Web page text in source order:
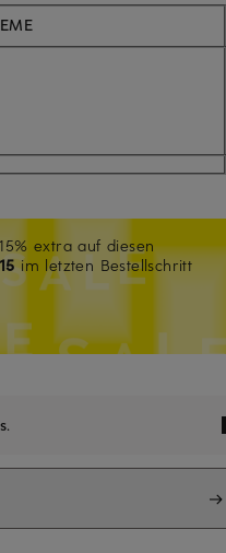
extra auf diesen
im letzten Bestellschritt
.